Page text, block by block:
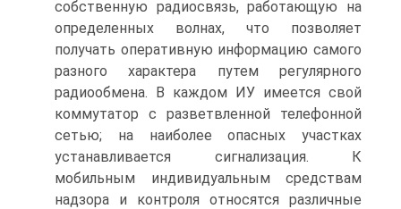
собственную радиосвязь, работающую на
определенных волнах, что позволяет
получать оперативную информацию самого
разного характера путем регулярного
радиообмена. В каждом ИУ имеется свой
коммутатор с разветвленной телефонной
сетью; на наиболее опасных участках
устанавливается сигнализация. К
мобильным индивидуальным средствам
надзора и контроля относятся различные